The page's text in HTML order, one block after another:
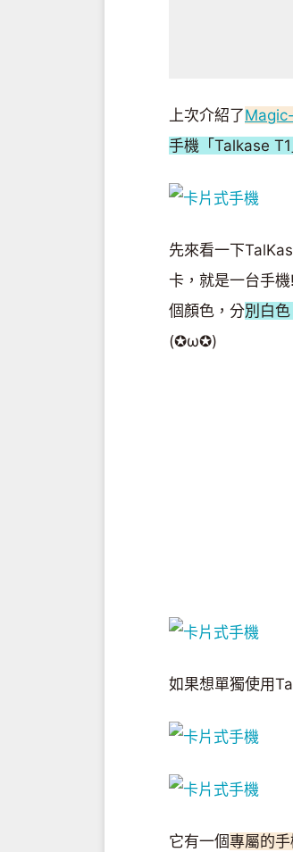
上次介紹了
手機「Talkase T1
先來看一下
卡，就是一台手
個顏色，分別白
(✪ω✪)
如果想單獨使用
它有一個專屬的